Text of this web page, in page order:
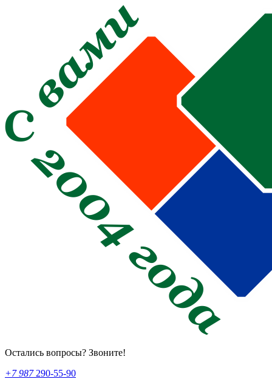
Остались вопросы? Звоните!
+7 987290-55-90